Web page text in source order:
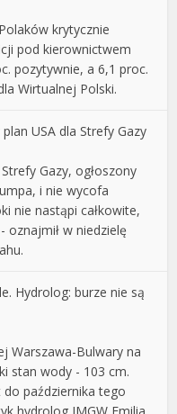
krytycznie
pod kierownictwem
pozytywnie, a 6,1 proc.
Wirtualnej Polski.
USA dla Strefy Gazy
Gazy, ogłoszony
i nie wycofa
nie nastąpi całkowite,
oznajmił w niedzielę
Hydrolog: burze nie są
Warszawa-Bulwary na
stan wody - 103 cm.
października tego